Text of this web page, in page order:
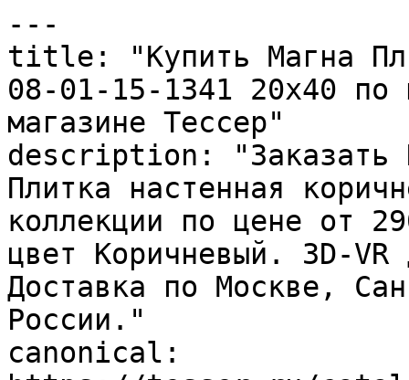
---
title: "Купить Магна
08-01-15-1341 20х40 по
магазине Тессер"
description: "Заказать
Плитка настенная
коллекции по цене от
цвет Коричневый. 3D-
Доставка по Москве,
России."
canonical: